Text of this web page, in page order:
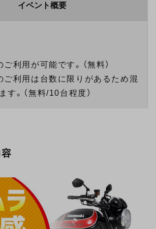
イベント概要
利用が可能です。（無料）
利用は台数に限りがあるため混
す。（無料/10台程度）